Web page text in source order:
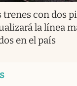
trenes con dos
la línea
en el país